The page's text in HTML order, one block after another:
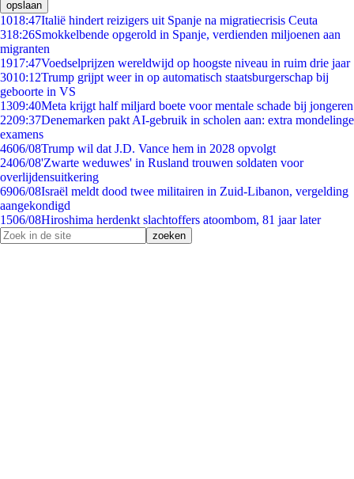
opslaan
1018:47Italië hindert reizigers uit Spanje na migratiecrisis Ceuta
318:26Smokkelbende opgerold in Spanje, verdienden miljoenen aan
migranten
1917:47Voedselprijzen wereldwijd op hoogste niveau in ruim drie jaar
3010:12Trump grijpt weer in op automatisch staatsburgerschap bij
geboorte in VS
1309:40Meta krijgt half miljard boete voor mentale schade bij jongeren
2209:37Denemarken pakt AI-gebruik in scholen aan: extra mondelinge
examens
4606/08Trump wil dat J.D. Vance hem in 2028 opvolgt
2406/08'Zwarte weduwes' in Rusland trouwen soldaten voor
overlijdensuitkering
6906/08Israël meldt dood twee militairen in Zuid-Libanon, vergelding
aangekondigd
1506/08Hiroshima herdenkt slachtoffers atoombom, 81 jaar later